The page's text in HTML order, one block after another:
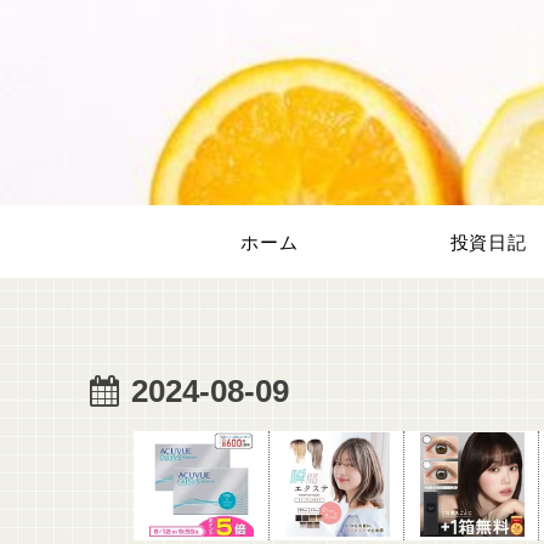
ホーム 投資日記
2024-08-09